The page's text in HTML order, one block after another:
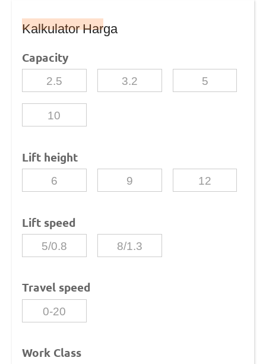
Kalkulator Harga
Capacity
2.5 3.2 5
10
Lift height
6 9 12
Lift speed
5/0.8 8/1.3
Travel speed
0-20
Work Class